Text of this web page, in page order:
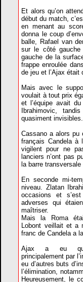
Et alors qu’on
début du match,
en menant au
donna le coup
balle, Rafael van
sur le côté
gauche de la
frappe enroulée
de jeu et l’Ajax était
Mais avec le
voulait à tout prix
et l’équipe avait
Ibrahimovic,
quasiment invisibles.
Cassano a alors pu
français Candela à
vigilent pour ne
lanciers n’ont pas
la barre transversale
En seconde mi-
niveau. Zlatan
occasions et
adverses qui
maîtriser.
Mais la Roma
Lobont veillait et a
franc de Candela a
Ajax a eu
principalement par
eu d’autres buts
l’élimination,
Heureusement, le